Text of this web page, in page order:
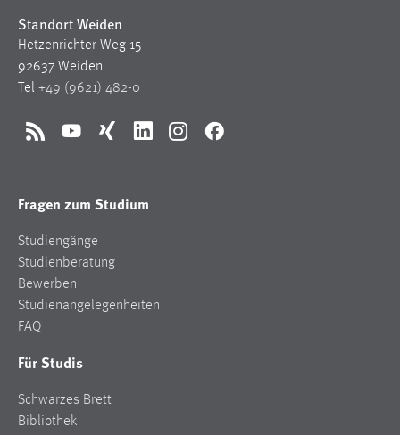
Standort Weiden
Hetzenrichter Weg 15
92637 Weiden
Tel +49 (9621) 482-0
RSS YouTubeXing LinkedInInstagramFacebook
Fragen zum Studium
Studiengänge
Studienberatung
Bewerben
Studienangelegenheiten
FAQ
Für Studis
Schwarzes Brett
Bibliothek
Cookie Laufzeit:
Max. 13 Monate
MARKETING
Google Ads
Name:
_gcl_au
Google Ireland Limited
Zweck:
Conversion-Tracking